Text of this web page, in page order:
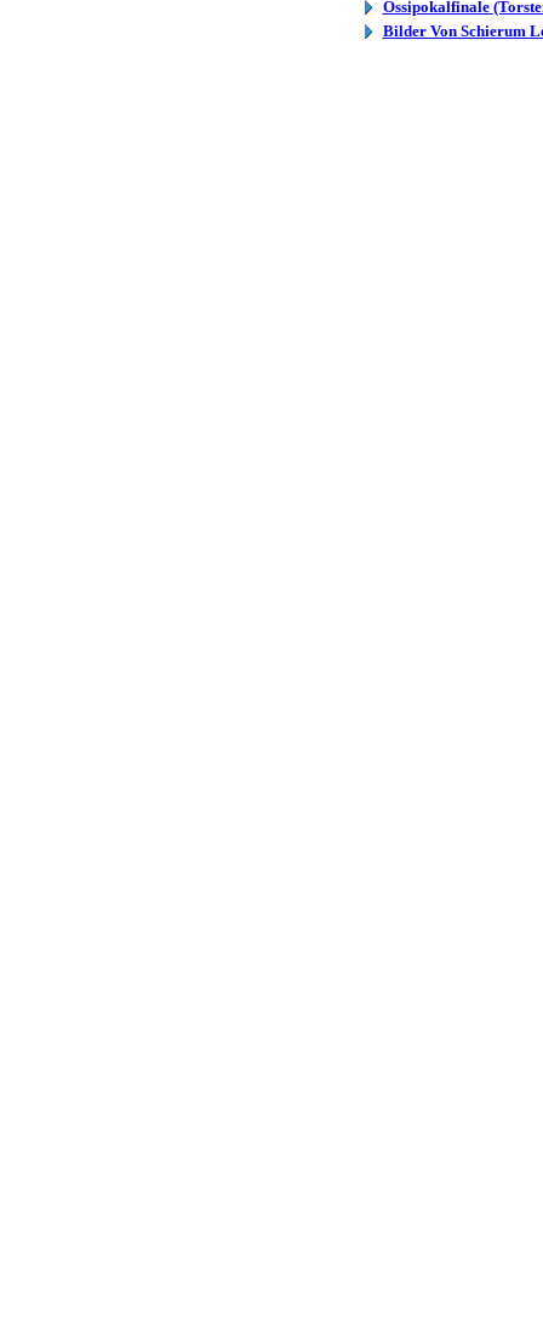
Ossipokalfinale
Bilder Von Schierum